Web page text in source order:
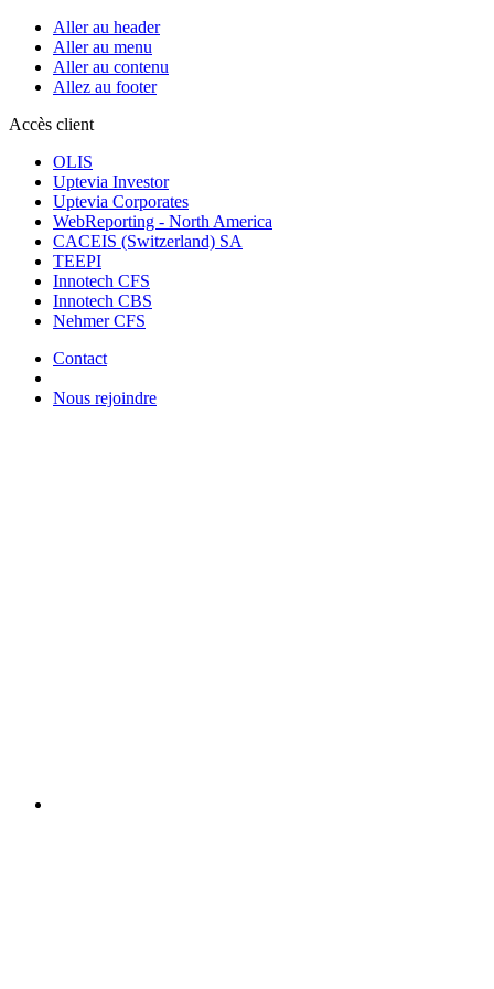
Aller au header
Aller au menu
Aller au contenu
Allez au footer
Accès client
OLIS
Uptevia Investor
Uptevia Corporates
WebReporting - North America
CACEIS (Switzerland) SA
TEEPI
Innotech CFS
Innotech CBS
Nehmer CFS
Contact
Nous rejoindre